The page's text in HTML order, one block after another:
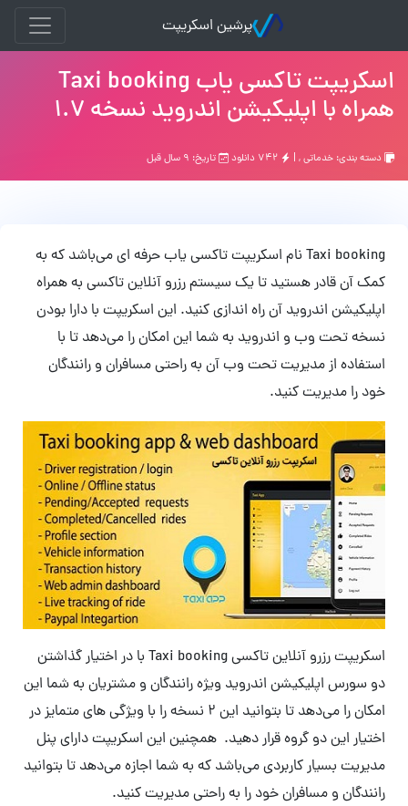
پرشین اسکریپت
اسکریپت تاکسی یاب Taxi booking
همراه با اپلیکیشن اندروید نسخه 1.7
دسته بندی: خدماتی, | تاریخ: ۹ سال قبل
Taxi booking نام اسکریپت تاکسی یاب حرفه ای می‌باشد که به
کمک آن قادر هستید تا یک سیستم رزرو آنلاین تاکسی به همراه
اپلیکیشن اندروید آن راه اندازی کنید. این اسکریپت با دارا بودن
نسخه تحت وب و اندروید به شما این امکان را می‌دهد تا با
استفاده از مدیریت تحت وب آن به راحتی مسافران و رانندگان
خود را مدیریت کنید.
اسکریپت رزرو آنلاین تاکسی Taxi booking با در اختیار گذاشتن
دو سورس اپلیکیشن اندروید ویژه رانندگان و مشتریان به شما این
امکان را می‌دهد تا بتوانید این 2 نسخه را با ویژگی های متمایز در
اختیار این دو گروه قرار دهید. همچنین این اسکریپت دارای پنل
مدیریت بسیار کاربردی می‌باشد که به شما اجازه می‌دهد تا بتوانید
رانندگان و مسافران خود را به راحتی مدیریت کنید.